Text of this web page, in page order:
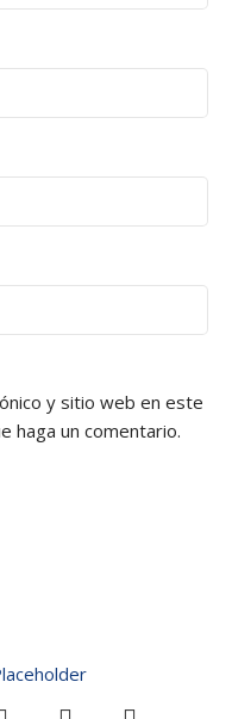
y sitio web en este
haga un comentario.